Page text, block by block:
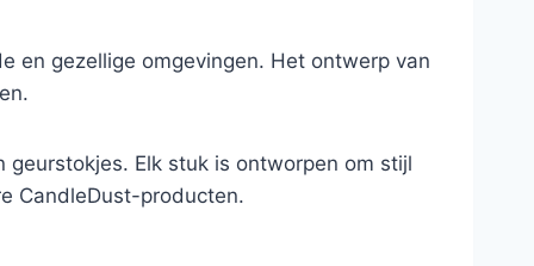
en gezellige omgevingen. Het ontwerp van
Elk stuk is ontworpen om stijl
CandleDust-producten.